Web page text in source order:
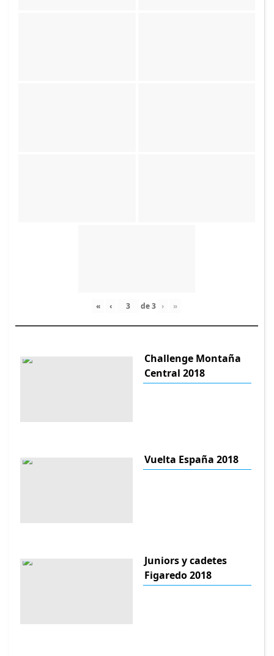
« ‹ de3 › »
Challenge Montaña
Central 2018
Vuelta España 2018
Juniors y cadetes
Figaredo 2018